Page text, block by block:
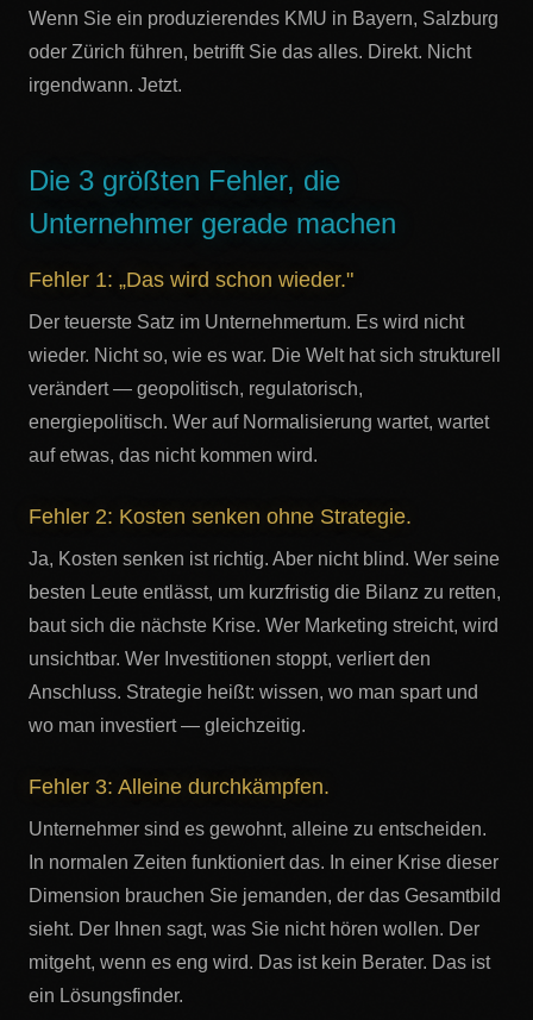
Wenn Sie ein produzierendes KMU in Bayern, Salzburg
oder Zürich führen, betrifft Sie das alles. Direkt. Nicht
irgendwann. Jetzt.
Die 3 größten Fehler, die
Unternehmer gerade machen
Fehler 1: „Das wird schon wieder."
Der teuerste Satz im Unternehmertum. Es wird nicht
wieder. Nicht so, wie es war. Die Welt hat sich strukturell
verändert — geopolitisch, regulatorisch,
energiepolitisch. Wer auf Normalisierung wartet, wartet
auf etwas, das nicht kommen wird.
Fehler 2: Kosten senken ohne Strategie.
Ja, Kosten senken ist richtig. Aber nicht blind. Wer seine
besten Leute entlässt, um kurzfristig die Bilanz zu retten,
baut sich die nächste Krise. Wer Marketing streicht, wird
unsichtbar. Wer Investitionen stoppt, verliert den
Anschluss. Strategie heißt: wissen, wo man spart und
wo man investiert — gleichzeitig.
Fehler 3: Alleine durchkämpfen.
Unternehmer sind es gewohnt, alleine zu entscheiden.
In normalen Zeiten funktioniert das. In einer Krise dieser
Dimension brauchen Sie jemanden, der das Gesamtbild
sieht. Der Ihnen sagt, was Sie nicht hören wollen. Der
mitgeht, wenn es eng wird. Das ist kein Berater. Das ist
ein Lösungsfinder.